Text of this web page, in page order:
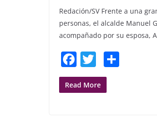
Redación/SV Frente a una
personas, el alcalde Manuel
acompañado por su esposa,
F
a
c
T
w
itt
Read More